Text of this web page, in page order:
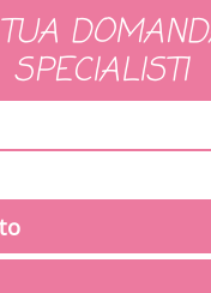
SPECIALISTI